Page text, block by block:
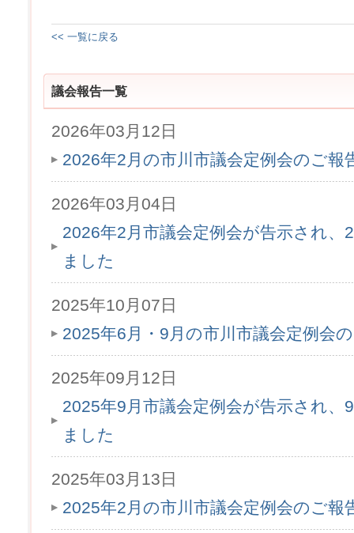
<< 一覧に戻る
議会報告一覧
2026年03月12日
2026年2月の市川市議会定例会のご報
2026年03月04日
2026年2月市議会定例会が告示され、
ました
2025年10月07日
2025年6月・9月の市川市議会定例会
2025年09月12日
2025年9月市議会定例会が告示され、
ました
2025年03月13日
2025年2月の市川市議会定例会のご報